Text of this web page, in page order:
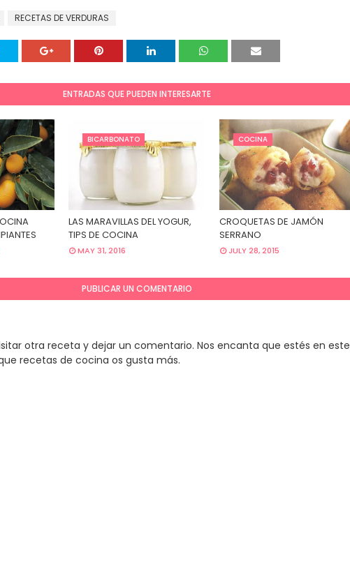
RECETAS DE VERDURAS
ENTRADAS QUE PUEDEN INTERESARTE
BICARBONATO
LAS MARAVILLAS DEL YOGUR,
TIPS DE COCINA
MAY 31, 2016
COCINA
CROQUETAS DE JAMÓN
SERRANO
JULY 28, 2015
PUBLICAR UN COMENTARIO
otra receta y dejar un comentario. Nos encanta que estés en este
recetas de cocina os gusta más.